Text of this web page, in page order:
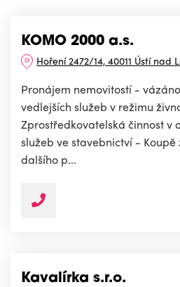
KOMO 2000 a.s.
Hoření 2472/14, 40011 Ústí nad
Pronájem nemovitostí -
vedlejších služeb v režimu
Zprostředkovatelská činnost v
služeb ve stavebnictví -
dalšího p...
Kavalírka s.r.o.